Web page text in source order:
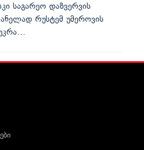
საგარეო დაზვერვის
რუსტემ უმეროვის